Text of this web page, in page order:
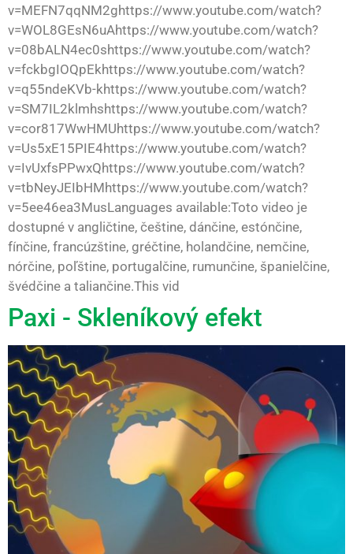
v=MEFN7qqNM2ghttps://www.youtube.com/watch?
v=WOL8GEsN6uAhttps://www.youtube.com/watch?
v=08bALN4ec0shttps://www.youtube.com/watch?
v=fckbgIOQpEkhttps://www.youtube.com/watch?
v=q55ndeKVb-khttps://www.youtube.com/watch?
v=SM7IL2klmhshttps://www.youtube.com/watch?
v=cor817WwHMUhttps://www.youtube.com/watch?
v=Us5xE15PIE4https://www.youtube.com/watch?
v=IvUxfsPPwxQhttps://www.youtube.com/watch?
v=tbNeyJEIbHMhttps://www.youtube.com/watch?
v=5ee46ea3MusLanguages available:Toto video je
dostupné v angličtine, češtine, dánčine, estónčine,
fínčine, francúzštine, gréčtine, holandčine, nemčine,
nórčine, poľštine, portugalčine, rumunčine, španielčine,
švédčine a taliančine.This vid
Paxi - Skleníkový efekt